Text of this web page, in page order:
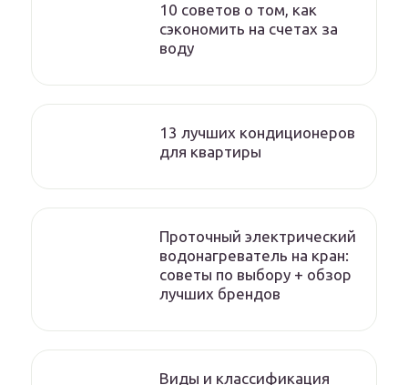
10 советов о том, как
сэкономить на счетах за
воду
13 лучших кондиционеров
для квартиры
Проточный электрический
водонагреватель на кран:
советы по выбору + обзор
лучших брендов
Виды и классификация